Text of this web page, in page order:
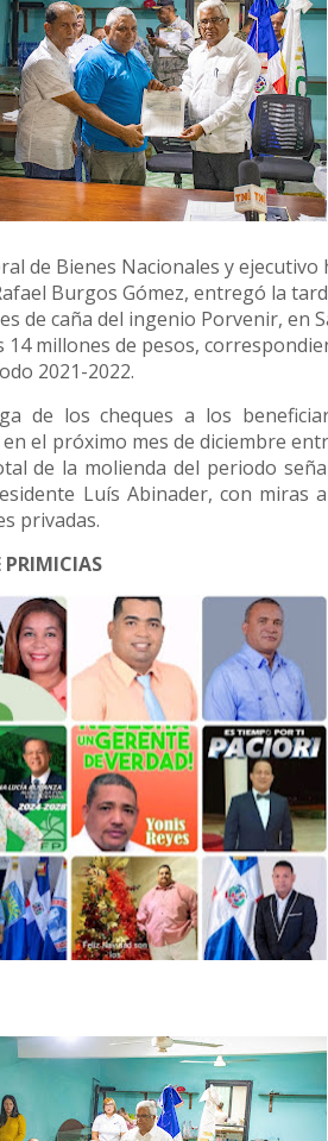
de Bienes Nacionales y
Burgos Gómez, entregó la
de caña del ingenio Porvenir, en
millones de pesos,
2021-2022.
de los cheques a los
el próximo mes de diciembre
de la molienda del periodo
Luís Abinader, con miras
privadas.
PRIMICIAS